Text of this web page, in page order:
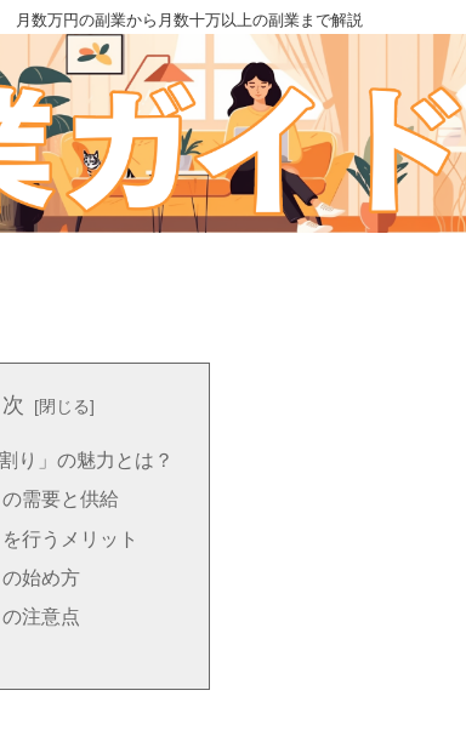
月数万円の副業から月数十万以上の副業まで解説
り」の魅力とは？
需要と供給
行うメリット
始め方
注意点